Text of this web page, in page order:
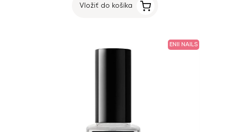
Vložiť do košíka
ENII NAILS